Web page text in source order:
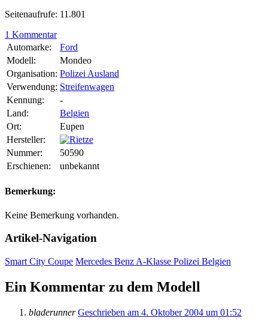
Seitenaufrufe: 11.801
1 Kommentar
Automarke:
Ford
Modell:
Mondeo
Organisation: Polizei Ausland
Verwendung: Streifenwagen
Kennung:
-
Land:
Belgien
Ort:
Eupen
Hersteller:
Nummer:
50590
Erschienen:
unbekannt
Bemerkung:
Keine Bemerkung vorhanden.
Artikel-Navigation
Smart City Coupe Mercedes Benz A-Klasse Polizei Belgien
Ein Kommentar zu dem Modell
bladerunnerGeschrieben am 4. Oktober 2004 um 01:52